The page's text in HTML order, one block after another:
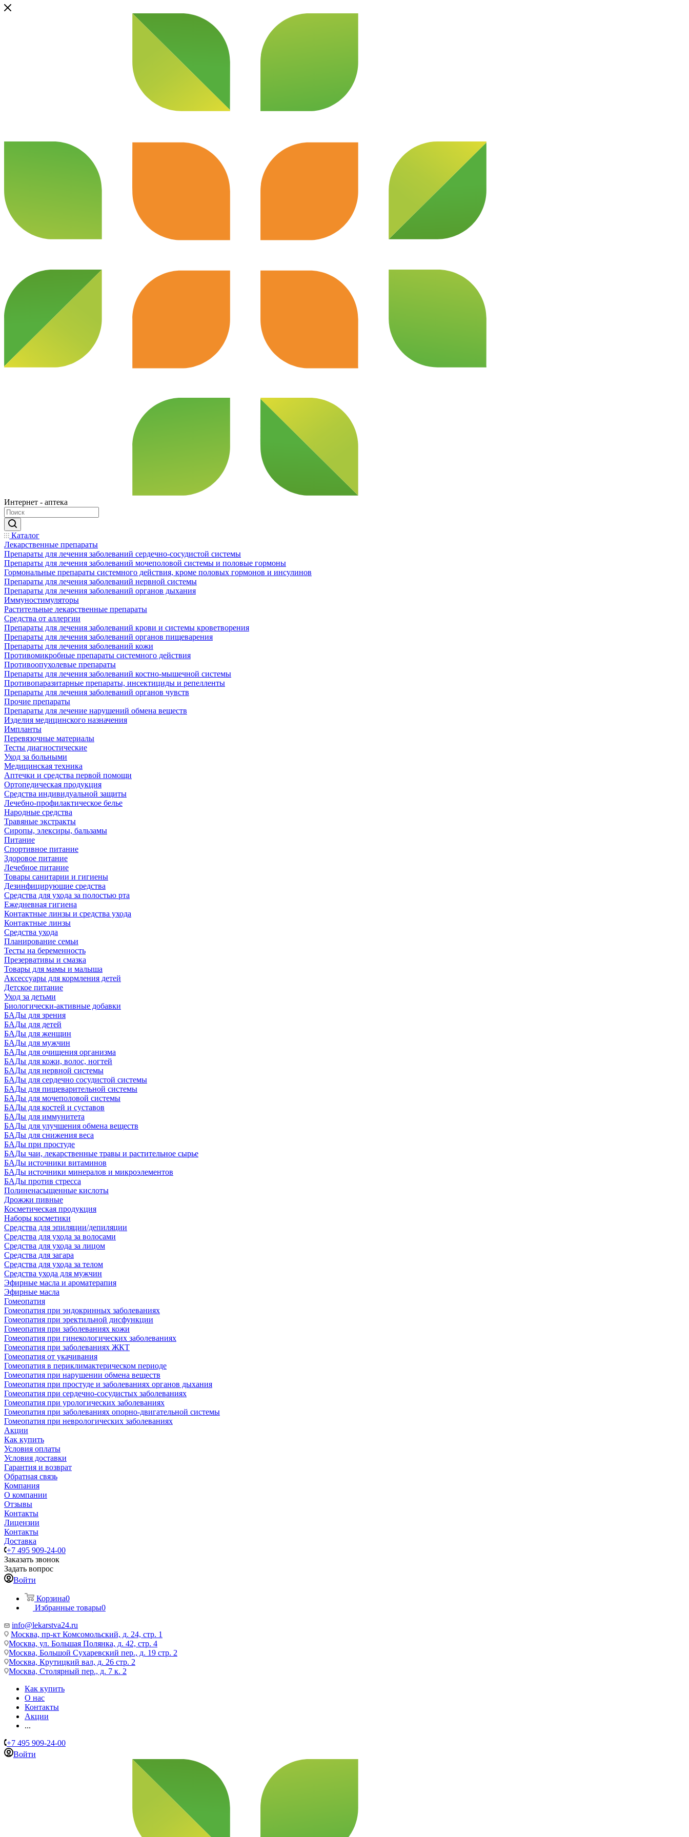
Интернет - аптека
Каталог
Лекарственные препараты
Препараты для лечения заболеваний сердечно-сосудистой системы
Препараты для лечения заболеваний мочеполовой системы и половые гормоны
Гормональные препараты системного действия, кроме половых гормонов и инсулинов
Препараты для лечения заболеваний нервной системы
Препараты для лечения заболеваний органов дыхания
Иммуностимуляторы
Растительные лекарственные препараты
Средства от аллергии
Препараты для лечения заболеваний крови и системы кроветворения
Препараты для лечения заболеваний органов пищеварения
Препараты для лечения заболеваний кожи
Противомикробные препараты системного действия
Противоопухолевые препараты
Препараты для лечения заболеваний костно-мышечной системы
Противопаразитарные препараты, инсектициды и репелленты
Препараты для лечения заболеваний органов чувств
Прочие препараты
Препараты для лечение нарушений обмена веществ
Изделия медицинского назначения
Импланты
Перевязочные материалы
Тесты диагностические
Уход за больными
Медицинская техника
Аптечки и средства первой помощи
Ортопедическая продукция
Средства индивидуальной защиты
Лечебно-профилактическое белье
Народные средства
Травяные экстракты
Сиропы, элексиры, бальзамы
Питание
Спортивное питание
Здоровое питание
Лечебное питание
Товары санитарии и гигиены
Дезинфицирующие средства
Средства для ухода за полостью рта
Ежедневная гигиена
Контактные линзы и средства ухода
Контактные линзы
Средства ухода
Планирование семьи
Тесты на беременность
Презервативы и смазка
Товары для мамы и малыша
Аксессуары для кормления детей
Детское питание
Уход за детьми
Биологически-активные добавки
БАДы для зрения
БАДы для детей
БАДы для женщин
БАДы для мужчин
БАДы для очищения организма
БАДы для кожи, волос, ногтей
БАДы для нервной системы
БАДы для сердечно сосудистой системы
БАДы для пищеварительной системы
БАДы для мочеполовой системы
БАДы для костей и суставов
БАДы для иммунитета
БАДы для улучшения обмена веществ
БАДы для снижения веса
БАДы при простуде
БАДы чаи, лекарственные травы и растительное сырье
БАДы источники витаминов
БАДы источники минералов и микроэлементов
БАДы против стресса
Полиненасыщенные кислоты
Дрожжи пивные
Косметическая продукция
Наборы косметики
Средства для эпиляции/депиляции
Средства для ухода за волосами
Средства для ухода за лицом
Средства для загара
Средства для ухода за телом
Средства ухода для мужчин
Эфирные масла и ароматерапия
Эфирные масла
Гомеопатия
Гомеопатия при эндокринных заболеваниях
Гомеопатия при эректильной дисфункции
Гомеопатия при заболеваниях кожи
Гомеопатия при гинекологических заболеваниях
Гомеопатия при заболеваниях ЖКТ
Гомеопатия от укачивания
Гомеопатия в периклимактерическом периоде
Гомеопатия при нарушении обмена веществ
Гомеопатия при простуде и заболеваниях органов дыхания
Гомеопатия при сердечно-сосудистых заболеваниях
Гомеопатия при урологических заболеваниях
Гомеопатия при заболеваниях опорно-двигательной системы
Гомеопатия при неврологических заболеваниях
Акции
Как купить
Условия оплаты
Условия доставки
Гарантия и возврат
Обратная связь
Компания
О компании
Отзывы
Контакты
Лицензии
Контакты
Доставка
+7 495 909-24-00
Заказать звонок
Задать вопрос
Войти
Корзина0
Избранные товары0
info@lekarstva24.ru
Москва, пр-кт Комсомольский, д. 24, стр. 1
Москва, ул. Большая Полянка, д. 42, стр. 4
Москва, Большой Сухаревский пер., д. 19 стр. 2
Москва, Крутицкий вал, д. 26 стр. 2
Москва, Столярный пер., д. 7 к. 2
Как купить
О нас
Контакты
Акции
...
+7 495 909-24-00
Войти